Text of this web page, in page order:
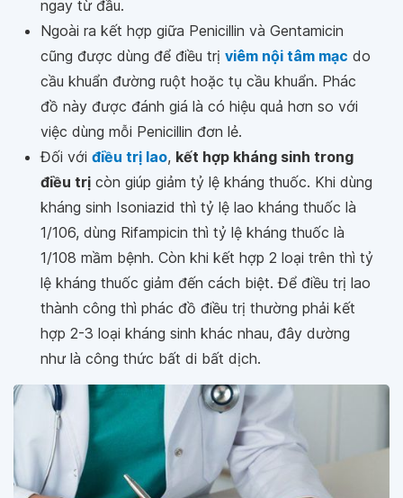
ngay từ đầu.
Ngoài ra kết hợp giữa Penicillin và Gentamicin
cũng được dùng để điều trị viêm nội tâm mạc do
cầu khuẩn đường ruột hoặc tụ cầu khuẩn. Phác
đồ này được đánh giá là có hiệu quả hơn so với
việc dùng mỗi Penicillin đơn lẻ.
Đối với điều trị lao, kết hợp kháng sinh trong
điều trị còn giúp giảm tỷ lệ kháng thuốc. Khi dùng
kháng sinh Isoniazid thì tỷ lệ lao kháng thuốc là
1/106, dùng Rifampicin thì tỷ lệ kháng thuốc là
1/108 mầm bệnh. Còn khi kết hợp 2 loại trên thì tỷ
lệ kháng thuốc giảm đến cách biệt. Để điều trị lao
thành công thì phác đồ điều trị thường phải kết
hợp 2-3 loại kháng sinh khác nhau, đây dường
như là công thức bất di bất dịch.